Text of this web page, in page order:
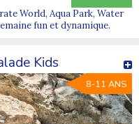
World, Aqua Park, Water
fun et dynamique.
Kids
8-11 ANS